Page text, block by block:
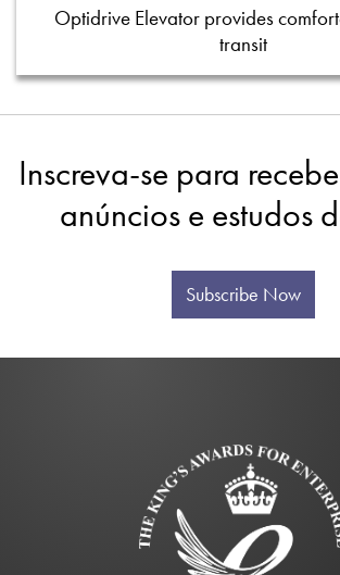
Optidrive Elevator provides
transit
Inscreva-se para
anúncios e estudos
Subscribe Now